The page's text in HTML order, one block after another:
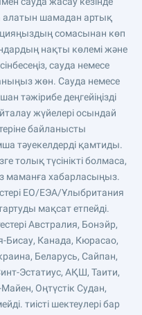
шамадан артық
сомасынан көп
нақты көлемі және
сауда немесе
жөн. Сауда немесе
тәжірибе деңгейіңізді
жүйелері осындай
байланысты
тәуекелдерді қамтиды.
толық түсінікті болмаса,
маманға хабарласыңыз.
ЕО/ЕЭА/Ұлыбритания
мақсат етпейді.
Австралия, Бонэйр,
Бисау, Канада, Кюрасао,
Беларусь, Сайпан,
Эстатиус, АҚШ, Таити,
Оңтүстік Судан,
тиісті шектеулері бар